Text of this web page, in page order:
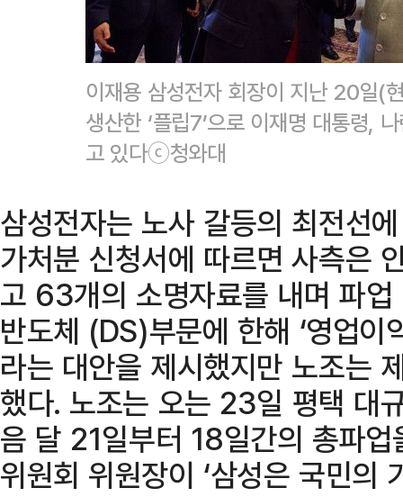
이재용 삼성전자 회장이 지난 20일(
생산한 ‘플립7’으로 이재명 대통령,
고 있다ⓒ청와대
삼성전자는 노사 갈등의 최전선
가처분 신청서에 따르면 사측은
고 63개의 소명자료를 내며 파
반도체 (DS)부문에 한해 ‘영업
라는 대안을 제시했지만 노조는
했다. 노조는 오는 23일 평택 대
음 달 21일부터 18일간의 총파
위원회 위원장이 ‘삼성은 국민의